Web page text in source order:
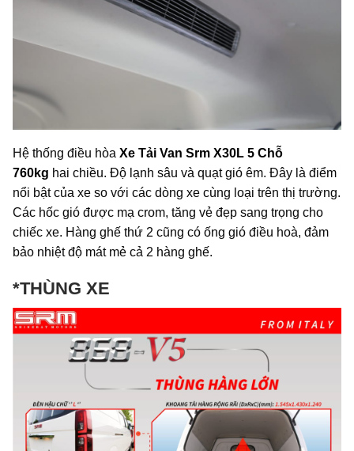
Hệ thống điều hòa Xe Tải Van Srm X30L 5 Chỗ
760kg hai chiều. Độ lạnh sâu và quạt gió êm. Đây là điểm
nổi bật của xe so với các dòng xe cùng loại trên thị trường.
Các hốc gió được mạ crom, tăng vẻ đẹp sang trọng cho
chiếc xe. Hàng ghế thứ 2 cũng có ống gió điều hoà, đảm
bảo nhiệt độ mát mẻ cả 2 hàng ghế.
*THÙNG XE